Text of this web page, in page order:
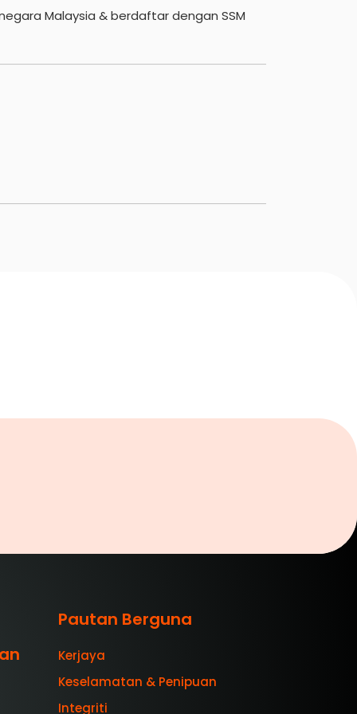
Malaysia & berdaftar dengan SSM
Pautan Berguna
Kerjaya
Keselamatan & Penipuan
Integriti